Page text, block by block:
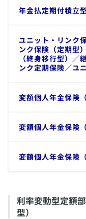
年金払定期付積立
ユニット・リンク
ンク保険（定期型
（終身移行型）／
ンク定期保険／ユ
変額個人年金保険（
変額個人年金保険（
変額個人年金保険（
利率変動型定額
型）